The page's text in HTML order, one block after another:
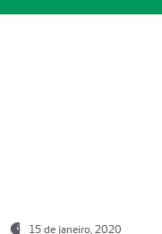
15 de janeiro, 2020